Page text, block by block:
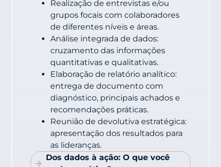
Realização de entrevistas e/ou
grupos focais com colaboradores
de diferentes níveis e áreas.
Análise integrada de dados:
cruzamento das informações
quantitativas e qualitativas.
Elaboração de relatório analítico:
entrega de documento com
diagnóstico, principais achados e
recomendações práticas.
Reunião de devolutiva estratégica:
apresentação dos resultados para
as lideranças.
Dos dados à ação: O que você